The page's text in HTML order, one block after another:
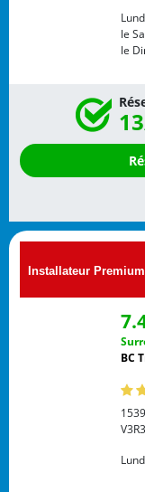
le
le
BC